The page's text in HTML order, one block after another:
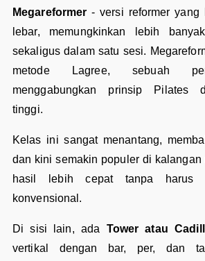
Megareformer - versi reformer yang
lebar, memungkinkan lebih
sekaligus dalam satu sesi.
metode Lagree, sebuah
menggabungkan prinsip Pilates
tinggi.
Kelas ini sangat menantang,
dan kini semakin populer di kalangan
hasil lebih cepat tanpa harus
konvensional.
Di sisi lain, ada Tower atau
vertikal dengan bar, per, dan